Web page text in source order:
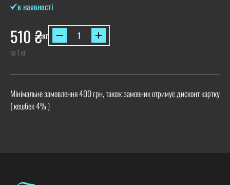
в наявності
510 ₴кг
за 1 кг
Мінімальне замовлення 400 грн, також замовник отримує дисконт картку
( кешбек 4% )